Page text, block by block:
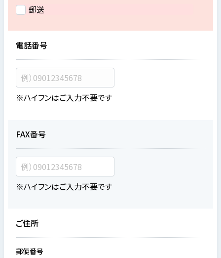
郵送
電話番号
※ハイフンはご入力不要です
FAX番号
※ハイフンはご入力不要です
ご住所
郵便番号